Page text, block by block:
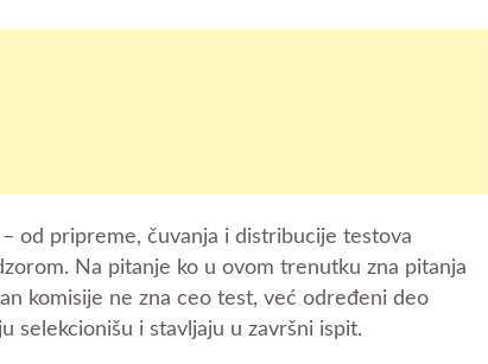
od pripreme, čuvanja i distribucije testova
Na pitanje ko u ovom trenutku zna pitanja
komisije ne zna ceo test, već određeni deo
selekcionišu i stavljaju u završni ispit.